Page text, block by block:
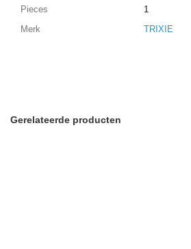
Pieces
1
Merk
TRIXIE
Gerelateerde producten